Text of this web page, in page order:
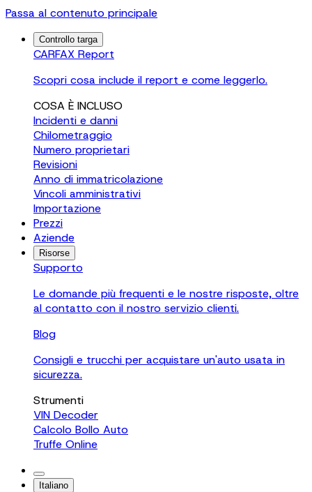
Passa al contenuto principale
Controllo targa
CARFAX Report
Scopri cosa include il report e come leggerlo.
COSA È INCLUSO
Incidenti e danni
Chilometraggio
Numero proprietari
Revisioni
Anno di immatricolazione
Vincoli amministrativi
Importazione
Prezzi
Aziende
Risorse
Supporto
Le domande più frequenti e le nostre risposte, oltre
al contatto con il nostro servizio clienti.
Blog
Consigli e trucchi per acquistare un'auto usata in
sicurezza.
Strumenti
VIN Decoder
Calcolo Bollo Auto
Truffe Online
Italiano